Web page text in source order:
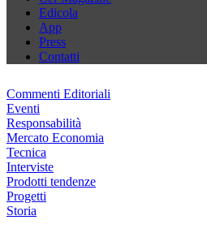
Edicola
App
Press
Contatti
Commenti Editoriali
Eventi
Responsabilità
Mercato Economia
Tecnica
Interviste
Prodotti tendenze
Progetti
Storia